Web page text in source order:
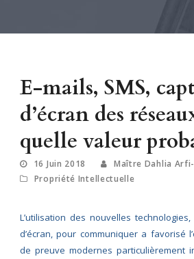
E-mails, SMS,
d’écran des
quelle valeur
16 Juin 2018
Maître Dahlia
Propriété Intellectuelle
L’utilisation des nouvelles
d’écran, pour communiquer a favorisé
de preuve modernes particulièrement